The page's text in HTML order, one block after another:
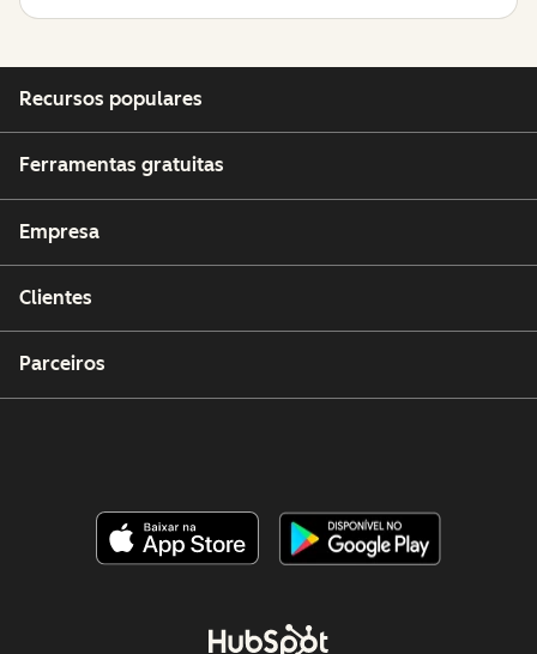
Recursos populares
Ferramentas gratuitas
Empresa
Clientes
Parceiros